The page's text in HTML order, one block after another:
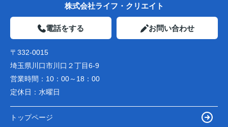
株式会社ライフ・クリエイト
電話をする お問い合わせ
〒332-0015
埼玉県川口市川口２丁目6-9
営業時間： 10：00～18：00
定休日： 水曜日
トップページ